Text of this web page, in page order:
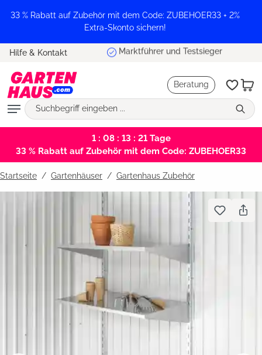
springen
33 % Rabatt auf Zubehör mit dem Code: ZUBEHOER33 + 2%
Extra-Skonto sichern!
Hilfe & Kontakt Marktführer und Testsieger
Beratung
1 : 08 : 13 : 21Tage
33 % Rabatt auf Zubehör mit dem Code: ZUBEHOER33
Startseite Gartenhäuser / Gartenhaus Zubehör